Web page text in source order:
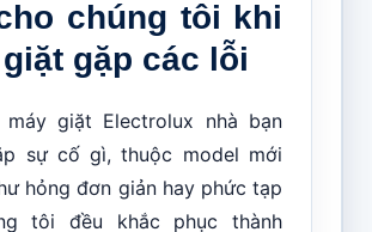
chúng tôi khi
gặp các lỗi
máy giặt Electrolux nhà bạn
sự cố gì, thuộc model mới
hỏng đơn giản hay phức tạp
tôi đều khắc phục thành